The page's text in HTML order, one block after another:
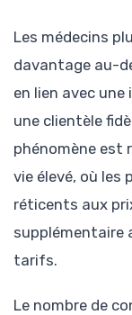
Les médecins
davantage au-
en lien avec
une clientèle
phénomène est
vie élevé, où
réticents aux
supplémentaire
tarifs.
Le nombre de